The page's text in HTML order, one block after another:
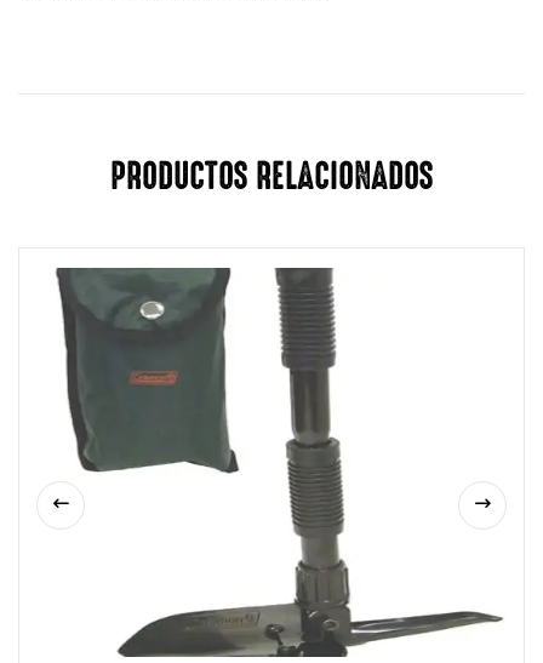
PRODUCTOS RELACIONADOS